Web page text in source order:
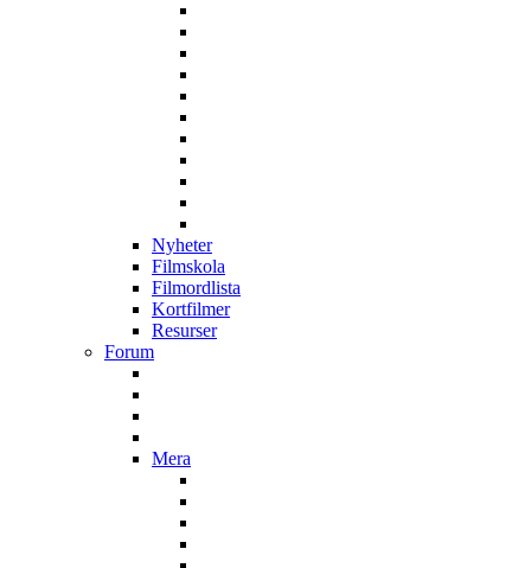
Nyheter
Filmskola
Filmordlista
Kortfilmer
Resurser
Forum
Mera